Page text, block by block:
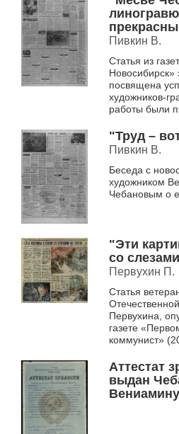
Пивкин В.
Статья из
Новосибирск»
посвящена
художников-
работы были
Центральное
линогравюры
"Труд –
Пивкин В.
Беседа с
художником
Чебановым о
"Эти
со
Первухин П.
Статья
Первухина,
газете
коммунист»
заслуженного
Вениамина
Аттестат
выдан
Вениамину